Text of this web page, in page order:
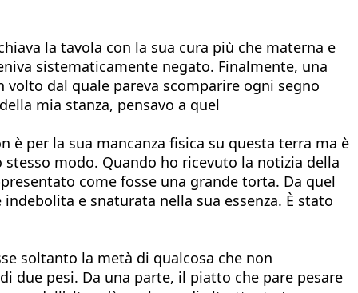
la tavola con la sua cura più che materna e
sistematicamente negato. Finalmente, una
dal quale pareva scomparire ogni segno
mia stanza, pensavo a quel
per la sua mancanza fisica su questa terra ma è
modo. Quando ho ricevuto la notizia della
come fosse una grande torta. Da quel
e snaturata nella sua essenza. È stato
soltanto la metà di qualcosa che non
due pesi. Da una parte, il piatto che pare pesare